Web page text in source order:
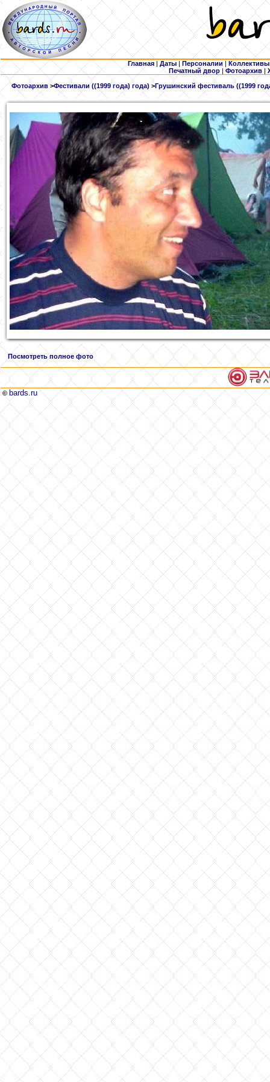
Главная | Даты | Персоналии | Коллективы
Печатный двор |Фотоархив |
Фотоархив >Фестивали ((1999 года) года) >Грушинский фестиваль ((1999
Посмотреть полное фото
© bards.ru